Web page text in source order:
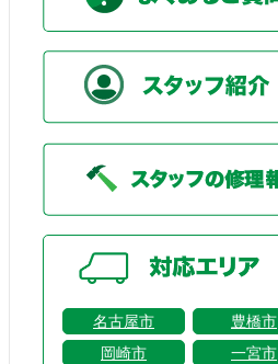
名古屋市
豊橋市
岡崎市
一宮市